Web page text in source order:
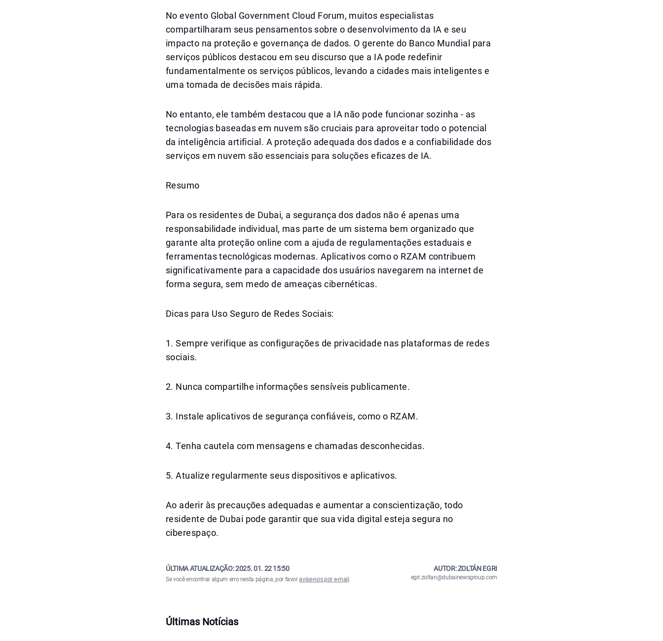
No evento Global Government Cloud Forum, muitos especialistas
compartilharam seus pensamentos sobre o desenvolvimento da IA e seu
impacto na proteção e governança de dados. O gerente do Banco Mundial para
serviços públicos destacou em seu discurso que a IA pode redefinir
fundamentalmente os serviços públicos, levando a cidades mais inteligentes e
uma tomada de decisões mais rápida.
No entanto, ele também destacou que a IA não pode funcionar sozinha - as
tecnologias baseadas em nuvem são cruciais para aproveitar todo o potencial
da inteligência artificial. A proteção adequada dos dados e a confiabilidade dos
serviços em nuvem são essenciais para soluções eficazes de IA.
Resumo
Para os residentes de Dubai, a segurança dos dados não é apenas uma
responsabilidade individual, mas parte de um sistema bem organizado que
garante alta proteção online com a ajuda de regulamentações estaduais e
ferramentas tecnológicas modernas. Aplicativos como o RZAM contribuem
significativamente para a capacidade dos usuários navegarem na internet de
forma segura, sem medo de ameaças cibernéticas.
Dicas para Uso Seguro de Redes Sociais:
1. Sempre verifique as configurações de privacidade nas plataformas de redes
sociais.
2. Nunca compartilhe informações sensíveis publicamente.
3. Instale aplicativos de segurança confiáveis, como o RZAM.
4. Tenha cautela com mensagens e chamadas desconhecidas.
5. Atualize regularmente seus dispositivos e aplicativos.
Ao aderir às precauções adequadas e aumentar a conscientização, todo
residente de Dubai pode garantir que sua vida digital esteja segura no
ciberespaço.
ÚLTIMA ATUALIZAÇÃO:2025. 01. 22 15:50
Se você encontrar algum erro nesta página, por favoravise-nos por e-mail .
AUTOR: ZOLTÁN EGRI
egri.zoltan@dubainewsgroup.com
Últimas Notícias